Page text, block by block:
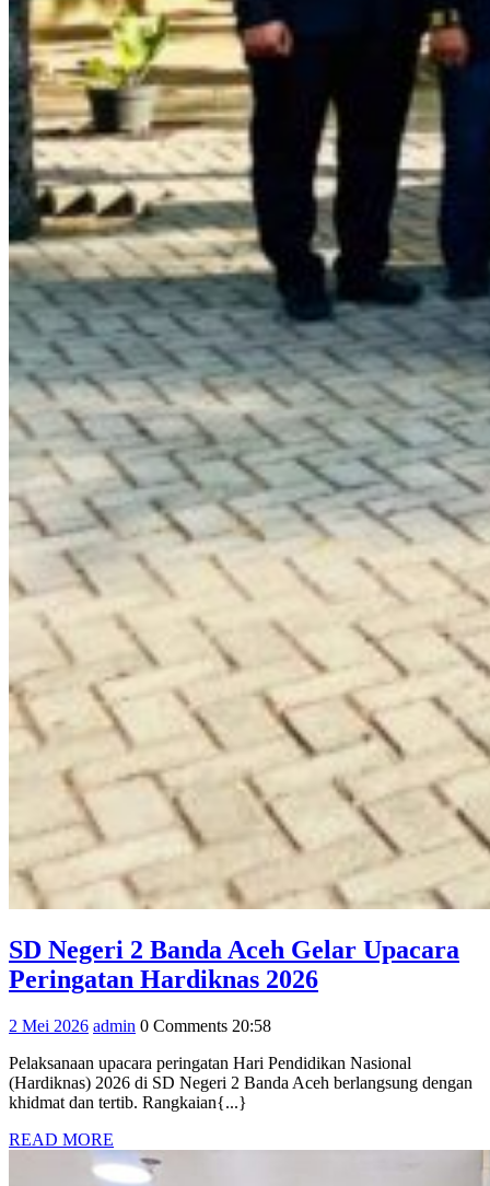
SD Negeri 2 Banda Aceh Gelar Upacara
Peringatan Hardiknas 2026SD
Banda
Aceh
Upacara
2 Mei 20262
2026
admin admin
0 Comments 20:58
Pelaksanaan upacara peringatan Hari Pendidikan Nasional
(Hardiknas) 2026 di SD Negeri 2 Banda Aceh berlangsung dengan
khidmat dan tertib. Rangkaian{...}
READ MORE
MORE